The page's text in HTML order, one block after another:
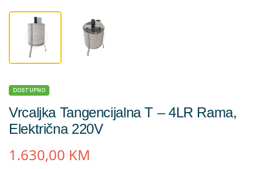
DOSTUPNO
Vrcaljka Tangencijalna T – 4LR Rama,
Električna 220V
1.630,00 KM